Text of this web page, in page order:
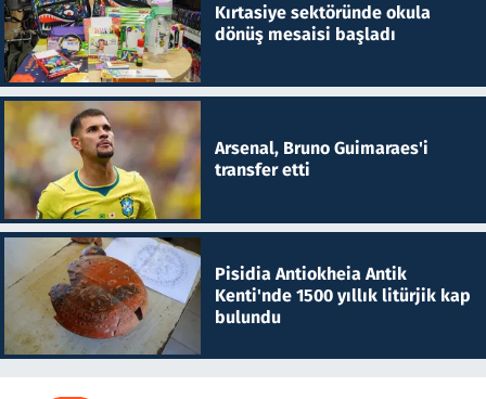
Kırtasiye sektöründe okula
dönüş mesaisi başladı
Arsenal, Bruno Guimaraes'i
transfer etti
Pisidia Antiokheia Antik
Kenti'nde 1500 yıllık litürjik kap
bulundu